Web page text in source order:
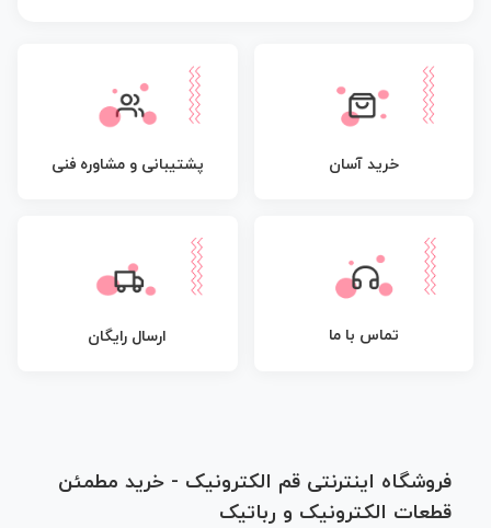
خرید آسان پشتیبانی و مشاوره فنی
تماس با ما ارسال رایگان
فروشگاه اینترنتی قم الکترونیک - خرید مطمئن
قطعات الکترونیک و رباتیک